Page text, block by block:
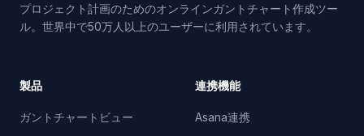
プロジェクト計画のためのオンラインガントチャート作成ツー
ル。世界中で50万人以上のユーザーに利用されています。
製品
ガントチャートビュー
連携機能
Asana連携